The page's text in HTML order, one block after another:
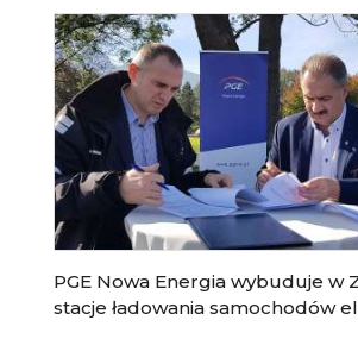
PGE Nowa Energia wybuduje w
stacje ładowania samochodów